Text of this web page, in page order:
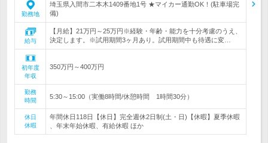
勤務地
埼玉県入間市二本木1409番地1号 ★マイカー通勤OK！(駐車場完
備)
給与
【月給】21万円～25万円※経験・年齢・能力を十分考慮のうえ、
決定します。※試用期間3ヶ月あり。試用期間中も待遇に変…
初年度
年収
350万円～400万円
勤務
時間
5:30～15:00（実働8時間/休憩時間 1時間30分）
休日
休暇
年間休日118日【休日】完全週休2日制(土・日)【休暇】夏季休暇
、年末年始休暇、有給休暇 ほか